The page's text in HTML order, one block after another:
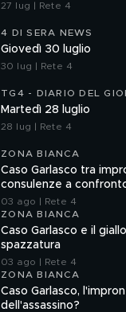
27 lug | Rete 4
4 DI SERA NEWS
Giovedì 30 luglio
30 lug | Rete 4
TG4 - DIARIO DEL
Martedì 28 luglio
28 lug | Rete 4
ZONA BIANCA
Caso Garlasco tra
consulenze a
03 ago | Rete 4
ZONA BIANCA
Caso Garlasco e il
spazzatura
03 ago | Rete 4
ZONA BIANCA
Caso Garlasco,
dell'assassino?